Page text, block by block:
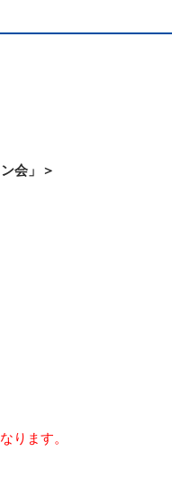
会」＞
ります。